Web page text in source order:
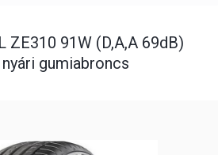
ZE310 91W (D,A,A 69dB)
gumiabroncs